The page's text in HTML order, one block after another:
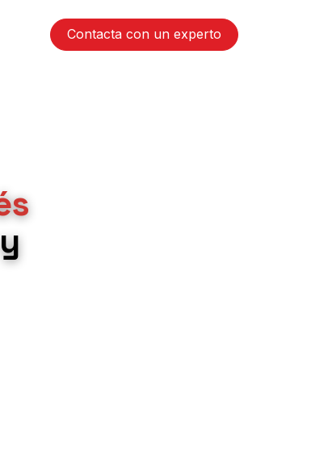
Contacta con un experto